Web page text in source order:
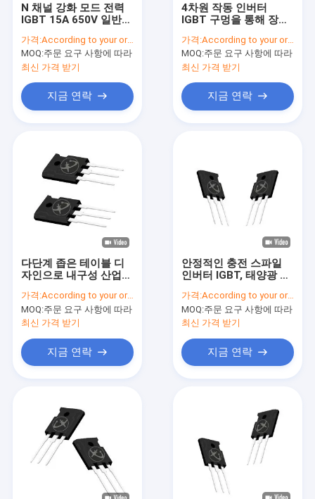
제품
비디오
N 채널 강화 모드 전력
IGBT 15A 650V 일반
가격:According to your order requirement
MOQ:주문 요구 사항에 따라
최신 가격 받기
지금 연락
4차원 작동 인버터
IGBT 구멍을 통해 장착
가격:According to your order requirement
MOQ:주문 요구 사항에 따라
최신 가격 받기
지금 연락
다단계 좁은 테이블 디
자인으로 내구성 산업
가격:According to your order requirement
MOQ:주문 요구 사항에 따라
최신 가격 받기
지금 연락
안정적인 충전 스파일
인버터 IGBT, 태양광 충
가격:According to your order requirement
MOQ:주문 요구 사항에 따라
최신 가격 받기
지금 연락